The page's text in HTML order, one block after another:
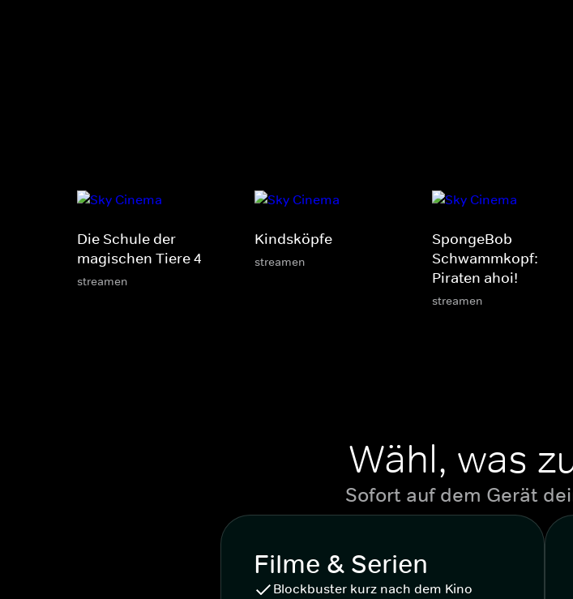
Die Schule der
magischen Tiere 4
streamen
Kindsköpfe
streamen
SpongeBob
Schwammkopf:
Piraten ahoi!
streamen
Wähl, was
Sofort auf dem Gerät
Filme & Serien
Blockbuster kurz nach dem Kino